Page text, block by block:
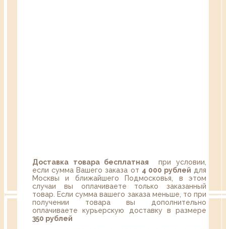
Доставка товара бесплатная при условии,
если сумма Вашего заказа от 4 000 рублей для
Москвы и ближайшего Подмосковья, в этом
случаи вы оплачиваете только заказанный
товар. Если сумма вашего заказа меньше, то при
получении товара вы дополнительно
оплачиваете курьерскую доставку в размере
350 рублей